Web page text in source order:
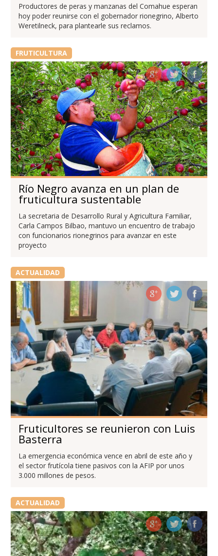
Productores de peras y manzanas del Comahue esperan
hoy poder reunirse con el gobernador rionegrino, Alberto
Weretilneck, para plantearle sus reclamos.
FRUTICULTURA
Río Negro avanza en un plan de
fruticultura sustentable
La secretaria de Desarrollo Rural y Agricultura Familiar,
Carla Campos Bilbao, mantuvo un encuentro de trabajo
con funcionarios rionegrinos para avanzar en este
proyecto
ACTUALIDAD
Fruticultores se reunieron con Luis
Basterra
La emergencia económica vence en abril de este año y
el sector frutícola tiene pasivos con la AFIP por unos
3.000 millones de pesos.
ACTUALIDAD